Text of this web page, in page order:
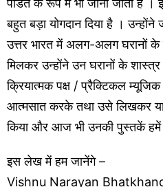
पंडित के रूप में भी जाना जाता है ।
बहुत बड़ा योगदान दिया है ।
उत्तर भारत में अलग-अलग घरानों
मिलकर उन्होंने उन घरानों के
क्रियात्मक पक्ष / प्रैक्टिकल म्यूजिक
आत्मसात करके तथा उसे लिखकर या
किया और आज भी उनकी पुस्तकें हमें
इस लेख में हम जानेंगे –
Vishnu Narayan